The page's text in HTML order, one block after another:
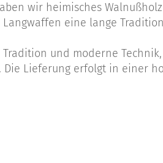
wir heimisches
eine lange
Tradition und moderne
Die Lieferung erfolgt in einer